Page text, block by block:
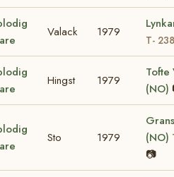
Valack 1979
T-
Hingst 1979
Tofte
(NO)
Sto 1979
(NO)
📷